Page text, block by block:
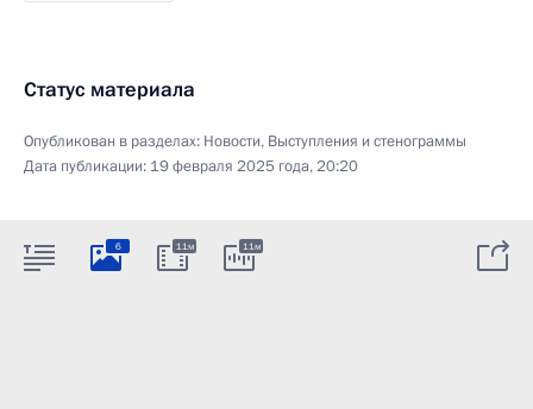
Статус материала
Опубликован в разделах: Новости, Выступления и стенограммы
Дата публикации: 19 февраля 2025 года, 20:20
6 11м 11м